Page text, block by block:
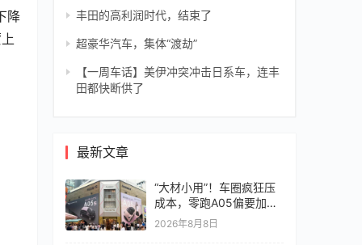
降
丰田的高利润时代，结束了
超豪华汽车，集体“渡劫”
【一周车话】美伊冲突冲击日系车，连丰
田都快断供了
最新文章
“大材小用”！车圈疯狂压
成本，零跑A05偏要加价
值
2026年8月8日